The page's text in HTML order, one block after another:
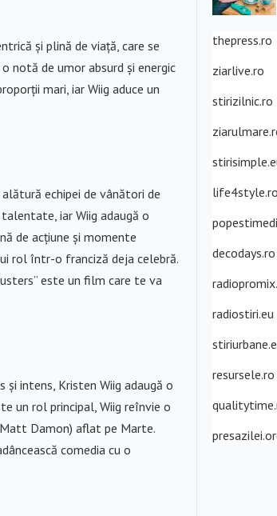
și plină de viață, care se
notă de umor absurd și energic
mari, iar Wiig aduce un
echipei de vânători de
iar Wiig adaugă o
de acțiune și momente
rol într-o franciză deja celebră.
este un film care te va
intens, Kristen Wiig adaugă o
un rol principal, Wiig reînvie o
Damon) aflat pe Marte.
comedia cu o
thepress.ro
ziarlive.ro
stirizilnic.ro
life4style.ro
decodays.ro
radiostiri.eu
resursele.ro